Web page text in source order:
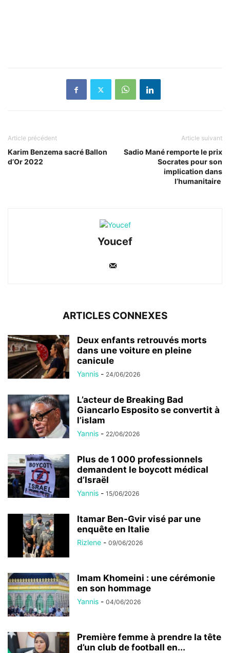
Article précédent
Karim Benzema sacré Ballon
d’Or 2022
Article suivant
Sadio Mané remporte le prix
Socrates pour son
implication dans
l’humanitaire
Youcef
ARTICLES CONNEXES
Deux enfants retrouvés morts
dans une voiture en pleine
canicule
Yannis - 24/06/2026
L’acteur de Breaking Bad
Giancarlo Esposito se convertit à
l’islam
Yannis - 22/06/2026
Plus de 1 000 professionnels
demandent le boycott médical
d’Israël
Yannis - 15/06/2026
Itamar Ben-Gvir visé par une
enquête en Italie
Rizlene - 09/06/2026
Imam Khomeini : une cérémonie
en son hommage
Yannis - 04/06/2026
Première femme à prendre la tête
d’un club de football en...